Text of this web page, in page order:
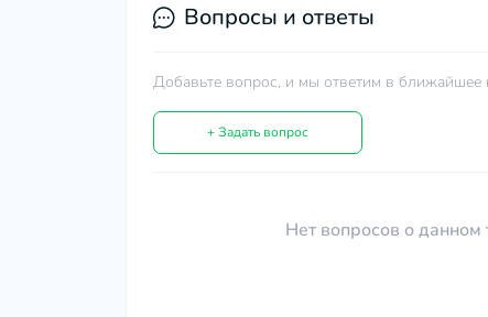
Вопросы и ответы
Добавьте вопрос, и мы ответим в ближайшее
+ Задать вопрос
Нет вопросов о данном